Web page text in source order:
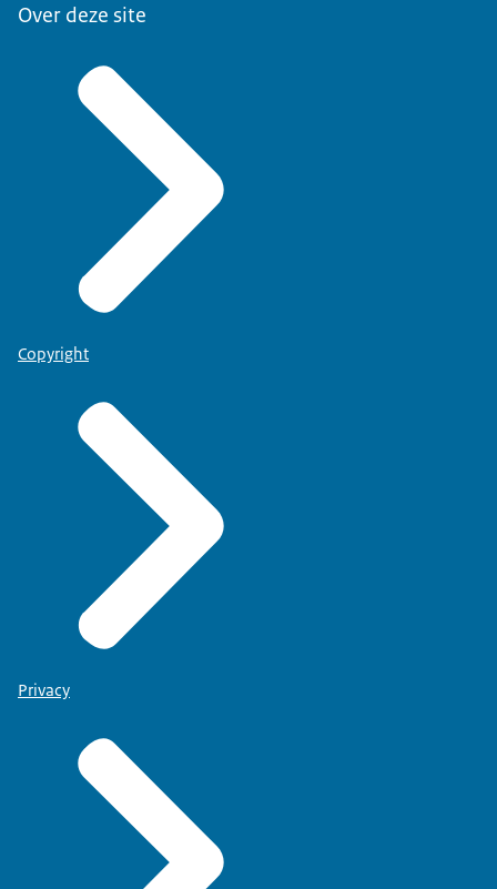
Over deze site
Copyright
Privacy